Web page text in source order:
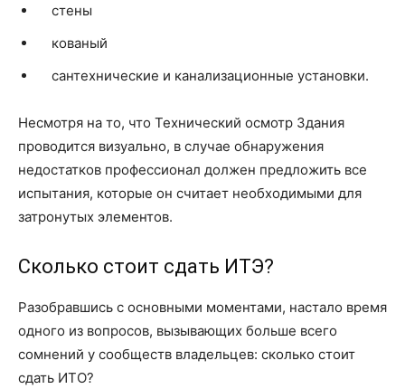
стены
кованый
сантехнические и канализационные установки.
Несмотря на то, что Технический осмотр Здания
проводится визуально, в случае обнаружения
недостатков профессионал должен предложить все
испытания, которые он считает необходимыми для
затронутых элементов.
Сколько стоит сдать ИТЭ?
Разобравшись с основными моментами, настало время
одного из вопросов, вызывающих больше всего
сомнений у сообществ владельцев: сколько стоит
сдать ИТО?